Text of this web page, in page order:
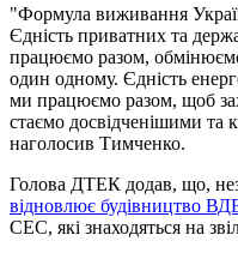
"Формула виживання
Єдність приватних та
працюємо разом,
один одному. Єдність
ми працюємо разом, щоб
стаємо досвідченішими
наголосив Тимченко.
Голова ДТЕК додав, що,
відновлює будівництво
СЕС, які знаходяться на